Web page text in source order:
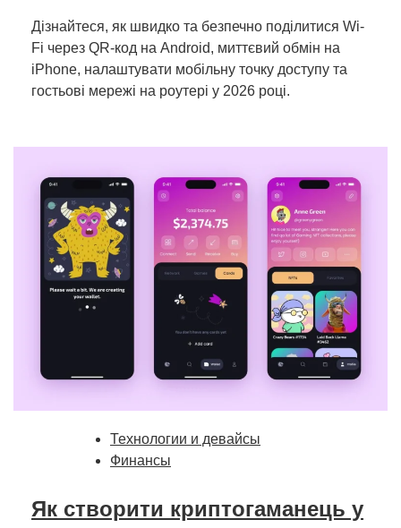
Дізнайтеся, як швидко та безпечно поділитися Wi-
Fi через QR-код на Android, миттєвий обмін на
iPhone, налаштувати мобільну точку доступу та
гостьові мережі на роутері у 2026 році.
Технологии и девайсы
Финансы
Як створити криптогаманець у